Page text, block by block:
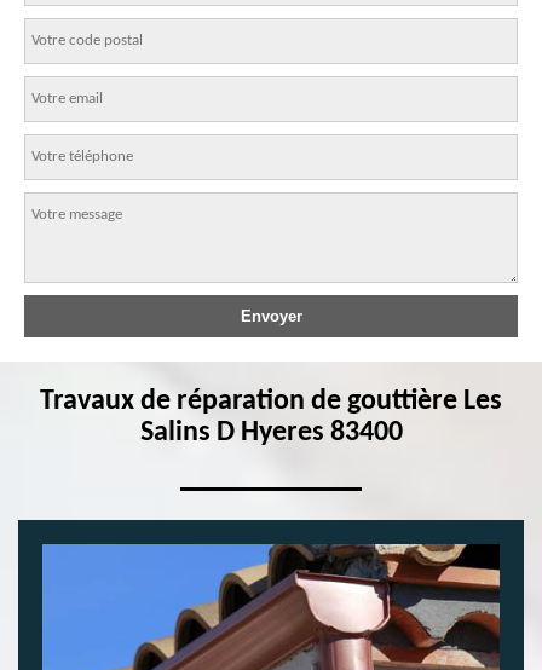
Travaux de réparation de gouttière Les
Salins D Hyeres 83400